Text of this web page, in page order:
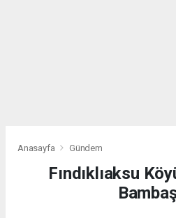
Anasayfa Gündem
Fındıklıaksu